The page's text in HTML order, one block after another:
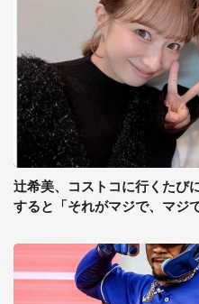
辻希美、コストコに行くたび
すると「それがマジで、マジ